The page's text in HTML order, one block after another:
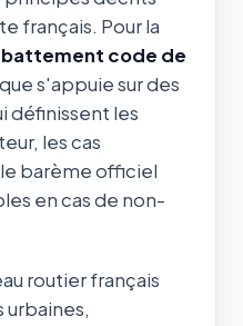
français. Pour la
code de
s'appuie sur des
définissent les
les cas
barème officiel
en cas de non-
routier français
urbaines,